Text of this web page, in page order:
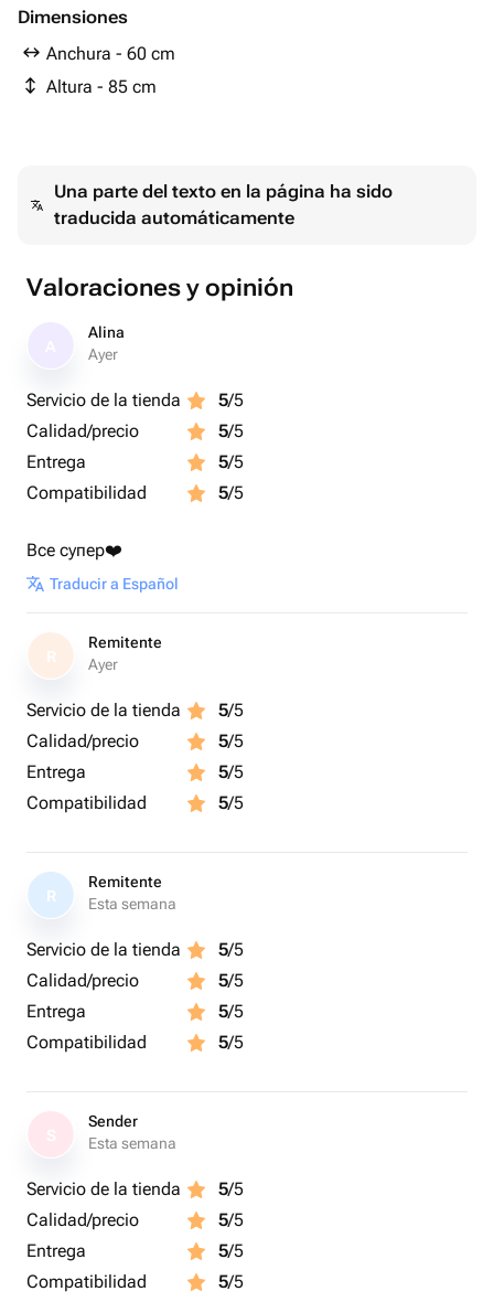
Dimensiones
Anchura - 60 cm
Altura - 85 cm
Una parte del texto en la página ha sido
traducida automáticamente
Valoraciones y opinión
Alina
Ayer
Servicio de la tienda 5/5
Calidad/precio
5/5
Entrega
5/5
Compatibilidad
5/5
Все супер❤️
Traducir a Español
R
Remitente
Ayer
Servicio de la tienda 5/5
Calidad/precio
5/5
Entrega
5/5
Compatibilidad
5/5
R
Remitente
Esta semana
Servicio de la tienda 5/5
Calidad/precio
5/5
Entrega
5/5
Compatibilidad
5/5
Sender
Esta semana
Servicio de la tienda 5/5
Calidad/precio
5/5
Entrega
5/5
Compatibilidad
5/5